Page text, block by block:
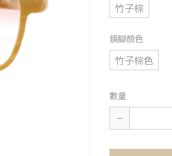
竹子棕
鏡腳顏色
竹子棕色
數量